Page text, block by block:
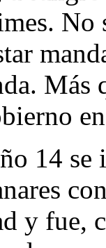
Más
14
y fue,